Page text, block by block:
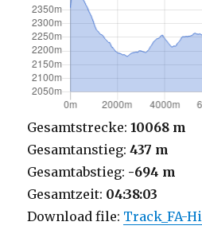
Gesamtstrecke: 10068 m
Gesamtanstieg: 437 m
Gesamtabstieg: -694 m
Gesamtzeit: 04:38:03
Download file: Track_FA-